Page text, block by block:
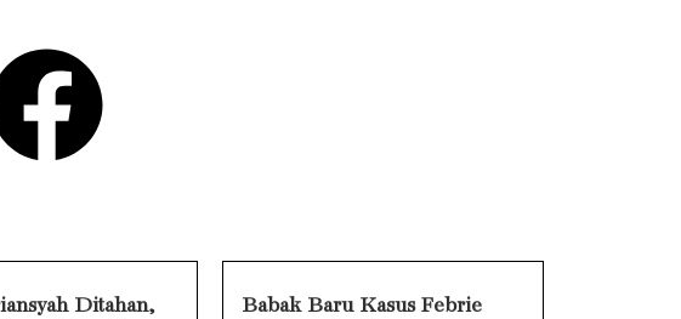
Pink? Ini Penjelasan dan Faktanya
dan Cara Mengatasinya
Charge, Ini Solusinya
dan Cara Mengatasinya
Ditahan,
Babak Baru Kasus Febrie